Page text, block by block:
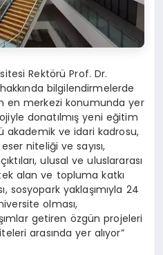
Rektörü Prof. Dr.
bilgilendirmelerde
en merkezi konumunda yer
donatılmış yeni eğitim
akademik ve idari kadrosu,
niteliği ve sayısı,
ulusal ve uluslararası
alan ve topluma katkı
sosyopark yaklaşımıyla 24
olması,
getiren özgün projeleri
arasında yer alıyor”